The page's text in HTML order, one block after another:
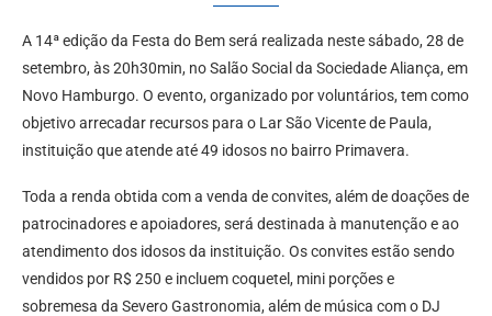
A 14ª edição da Festa do Bem será realizada neste sábado, 28 de
setembro, às 20h30min, no Salão Social da Sociedade Aliança, em
Novo Hamburgo. O evento, organizado por voluntários, tem como
objetivo arrecadar recursos para o Lar São Vicente de Paula,
instituição que atende até 49 idosos no bairro Primavera.
Toda a renda obtida com a venda de convites, além de doações de
patrocinadores e apoiadores, será destinada à manutenção e ao
atendimento dos idosos da instituição. Os convites estão sendo
vendidos por R$ 250 e incluem coquetel, mini porções e
sobremesa da Severo Gastronomia, além de música com o DJ